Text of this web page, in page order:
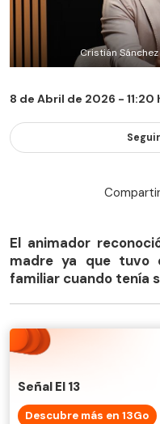
Cristián
8 de Abril de 2026 - 11:20
Compartir
El animador
madre ya que tuvo
familiar cuando tenía
Señal El 13
Descubre más en 13Go